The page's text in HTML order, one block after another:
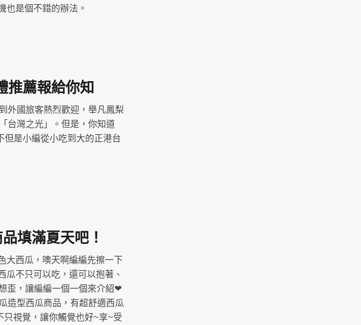
也是個不錯的辦法。
推薦報給你知
外國旅客熱烈歡迎，舉凡鳳梨
台灣之光」。但是，你知道
但是小編從小吃到大的正港台
填滿夏天吧！
大西瓜，噢天啊編編先擦一下
不只可以吃，還可以抱著、
歪，讓編編一個一個來介紹❤
造型西瓜商品，有超舒適西瓜
視覺，讓你觸覺也好~享~受